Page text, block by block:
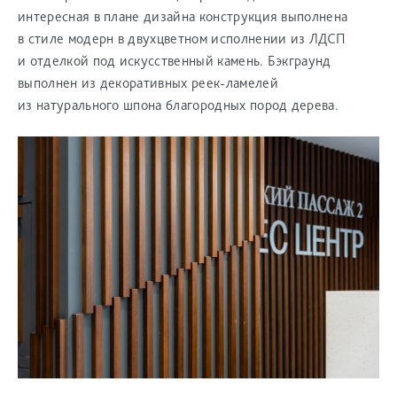
интересная в плане дизайна конструкция выполнена
в стиле модерн в двухцветном исполнении из ЛДСП
и отделкой под искусственный камень. Бэкграунд
выполнен из декоративных реек-ламелей
из натурального шпона благородных пород дерева.